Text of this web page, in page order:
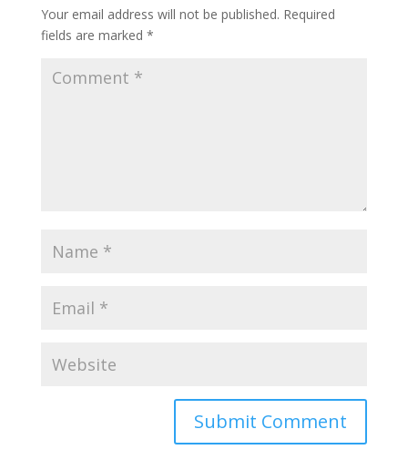
Your email address will not be published. Required
fields are marked *